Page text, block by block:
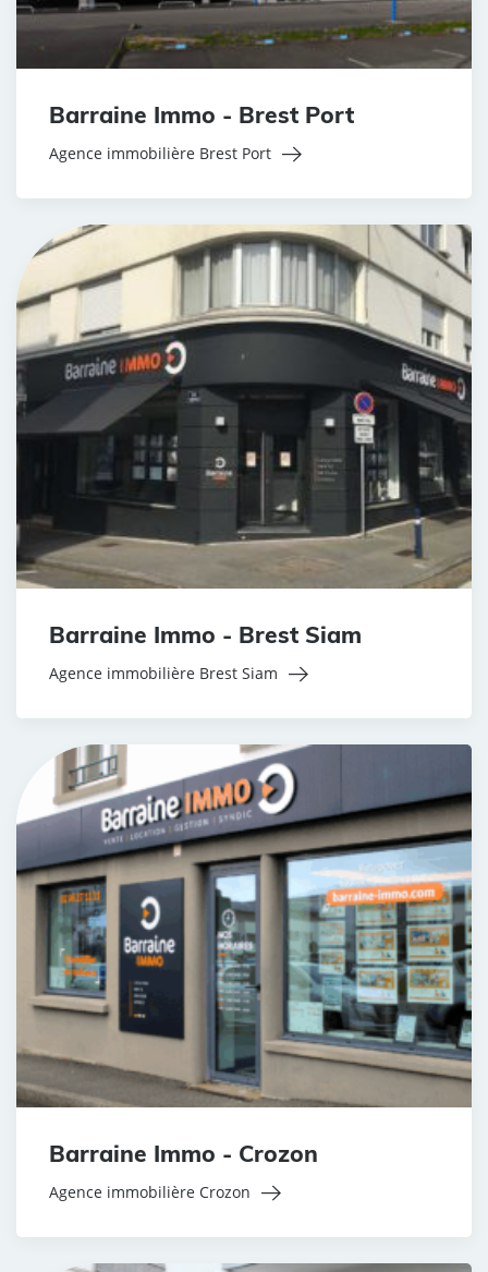
Barraine Immo - Brest Port
Agence immobilière Brest Port
Barraine Immo - Brest Siam
Agence immobilière Brest Siam
Barraine Immo - Crozon
Agence immobilière Crozon